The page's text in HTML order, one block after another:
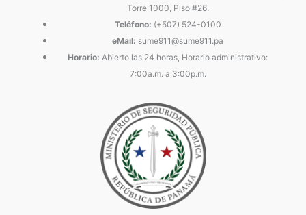
Torre 1000, Piso #26.
Teléfono: (+507) 524-0100
eMail: sume911@sume911.pa
Horario: Abierto las 24 horas, Horario administrativo:
7:00a.m. a 3:00p.m.